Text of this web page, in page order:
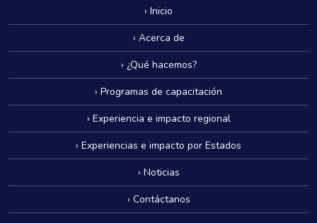
› Inicio
› Acerca de
› ¿Qué hacemos?
› Programas de capacitación
› Experiencia e impacto regional
› Experiencias e impacto por Estados
› Noticias
› Contáctanos